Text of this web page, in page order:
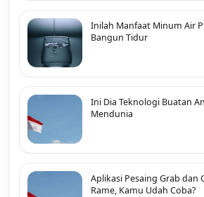
Inilah Manfaat Minum Air
Bangun Tidur
Ini Dia Teknologi Buatan
Mendunia
Aplikasi Pesaing Grab dan
Rame, Kamu Udah Coba?